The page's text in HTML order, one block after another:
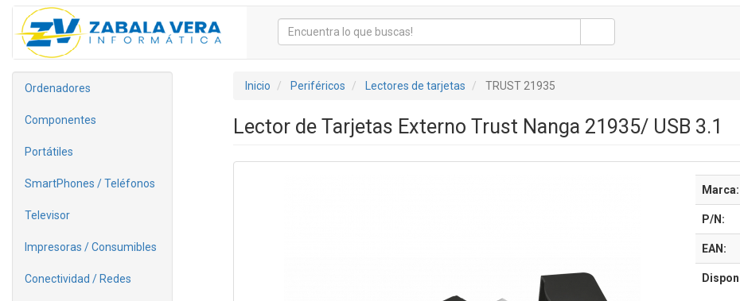
Ordenadores
Componentes
Portátiles
SmartPhones / Teléfonos
Televisor
Impresoras / Consumibles
Conectividad / Redes
Inicio Periféricos Lectores de tarjetas TRUST 21935
Lector de Tarjetas Externo Trust Nanga 21935/ USB 3.1
Marca:
P/N:
EAN: